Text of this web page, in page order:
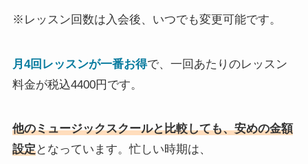
※レッスン回数は入会後、いつでも変更可能です。
月4回レッスンが一番お得で、一回あたりのレッスン
料金が税込4400円です。
他のミュージックスクールと比較しても、安めの金額
設定となっています。忙しい時期は、